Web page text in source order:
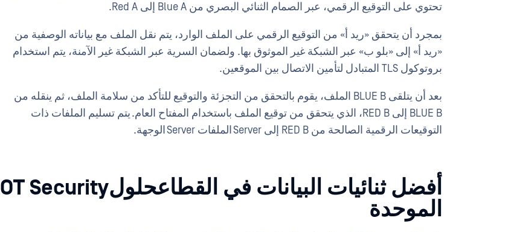
تحتوي على التوقيع الرقمي، عبر الصمام الثنائي البصري من Blue A إلى Red A.
بمجرد أن يتحقق «ريد أ» من التوقيع الرقمي على الملف الوارد، يتم نقل الملف مع بياناته الوصفية من
«ريد أ» إلى «بلو ب» عبر الشبكة غير الموثوق بها. ولضمان السرية عبر الشبكة غير الآمنة، يتم استخدام
بروتوكول TLS المتبادل لتأمين الاتصال بين الموقعين.
بعد أن يتلقى BLUE B الملف، يقوم بالتحقق من التجزئة والتوقيع للتأكد من سلامة الملف، ثم ينقله من
BLUE B إلى RED B، الذي يتحقق من توقيع الملف باستخدام المفتاح العام. يتم تسليم الملفات ذات
التوقيعات الرقمية الصالحة من RED B إلى Server الملفات Server الوجهة.
أفضل ثنائيات البيانات في القطاعحلولOT Security
الموحدة